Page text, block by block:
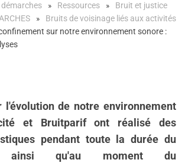
Ressources
Bruit et justice
Bruits de voisinage liés aux activités
sur notre environnement sonore :
l'évolution de notre environnement
et Bruitparif ont réalisé des
pendant toute la durée du
ainsi qu'au moment du